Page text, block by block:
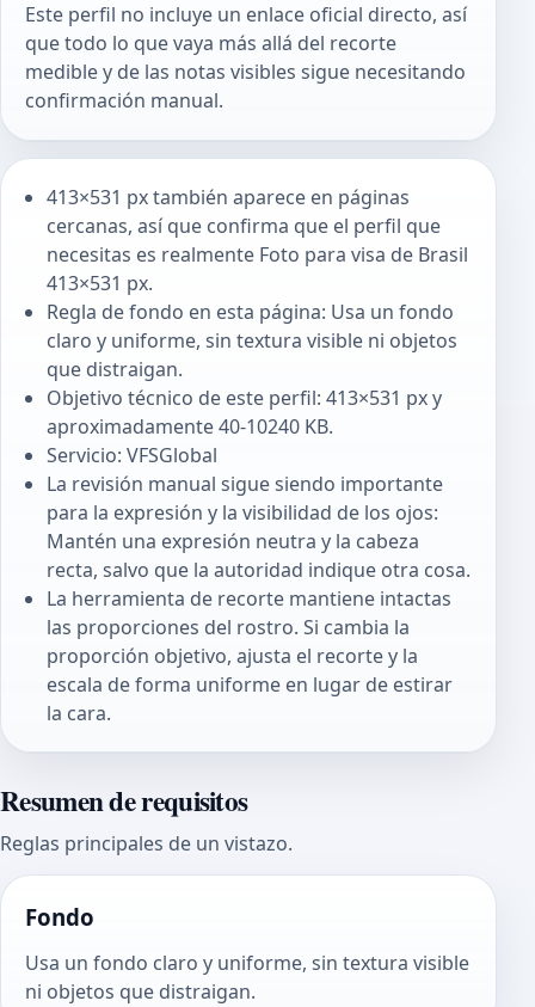
Este perfil no incluye un enlace oficial directo, así
que todo lo que vaya más allá del recorte
medible y de las notas visibles sigue necesitando
confirmación manual.
413×531 px también aparece en páginas
cercanas, así que confirma que el perfil que
necesitas es realmente Foto para visa de Brasil
413×531 px.
Regla de fondo en esta página: Usa un fondo
claro y uniforme, sin textura visible ni objetos
que distraigan.
Objetivo técnico de este perfil: 413×531 px y
aproximadamente 40-10240 KB.
Servicio: VFSGlobal
La revisión manual sigue siendo importante
para la expresión y la visibilidad de los ojos:
Mantén una expresión neutra y la cabeza
recta, salvo que la autoridad indique otra cosa.
La herramienta de recorte mantiene intactas
las proporciones del rostro. Si cambia la
proporción objetivo, ajusta el recorte y la
escala de forma uniforme en lugar de estirar
la cara.
Resumen de requisitos
Reglas principales de un vistazo.
Fondo
Usa un fondo claro y uniforme, sin textura visible
ni objetos que distraigan.